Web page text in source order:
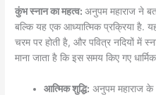
कुंभ स्नान का महत्व:अनुपम महाराज ने
बल्कि यह एक आध्यात्मिक प्रक्रिया है.
चरम पर होती है, और पवित्र नदियों में
माना जाता है कि इस समय किए गए
आत्मिक शुद्धि: अनुपम महाराज